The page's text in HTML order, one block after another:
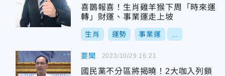
喜鵲報喜！生肖雞羊猴下周「時來運
轉」財運、事業運走上坡
生肖 運勢 事業運
要聞
國民黨不分區將揭曉！2大咖入列鎖
2023/10/29 16:21